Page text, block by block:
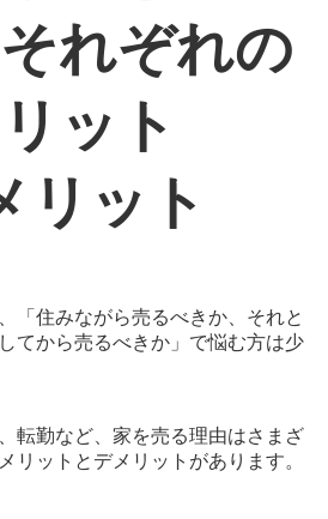
れぞれの
ット
リット
「住みながら売るべきか、それと
てから売るべきか」で悩む方は少
転勤など、家を売る理由はさまざ
リットとデメリットがあります。